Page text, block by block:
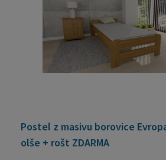
Postel z masivu borovice
olše + rošt ZDARMA